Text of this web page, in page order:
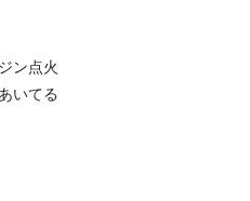
ン点火
いてる